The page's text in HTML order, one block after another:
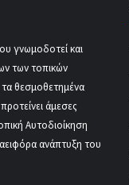
γνωμοδοτεί και
των τοπικών
θεσμοθετημένα
άμεσες
Αυτοδιοίκηση
ανάπτυξη του